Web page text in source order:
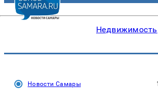
Недвижимость
Новости Самары